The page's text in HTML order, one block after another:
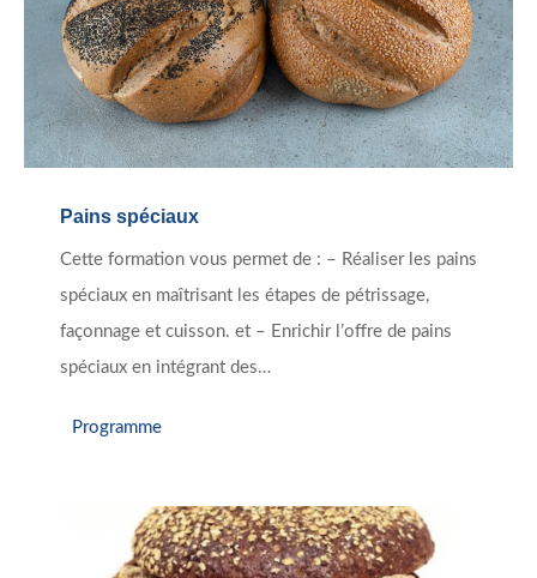
Pains spéciaux
Cette formation vous permet de : – Réaliser les pains
spéciaux en maîtrisant les étapes de pétrissage,
façonnage et cuisson. et – Enrichir l’offre de pains
spéciaux en intégrant des…
Programme